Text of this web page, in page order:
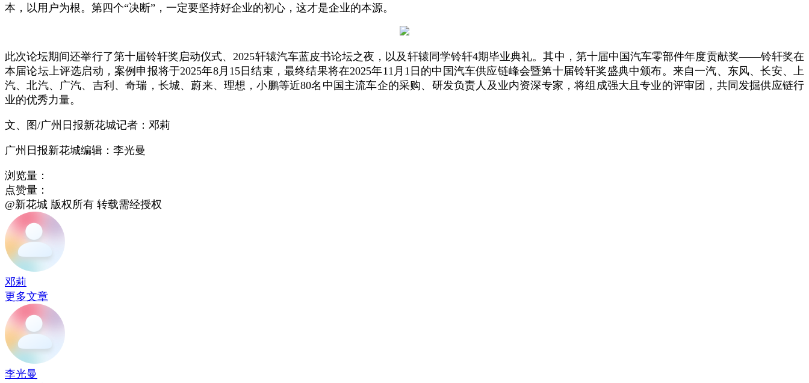
本，以用户为根。第四个“决断”，一定要坚持好企业的初心，这才是企业的本源。
此次论坛期间还举行了第十届铃轩奖启动仪式、2025轩辕汽车蓝皮书论坛之夜，以及轩辕同学铃轩4期毕业典礼。其中，第十届中国汽车零部件年度贡献奖——铃轩奖在
本届论坛上评选启动，案例申报将于2025年8月15日结束，最终结果将在2025年11月1日的中国汽车供应链峰会暨第十届铃轩奖盛典中颁布。来自一汽、东风、长安、上
汽、北汽、广汽、吉利、奇瑞，长城、蔚来、理想，小鹏等近80名中国主流车企的采购、研发负责人及业内资深专家，将组成强大且专业的评审团，共同发掘供应链行
业的优秀力量。
文、图/广州日报新花城记者：邓莉
广州日报新花城编辑：李光曼
浏览量：
点赞量：
@新花城 版权所有 转载需经授权
邓莉
更多文章
李光曼